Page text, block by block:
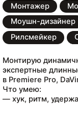
Монтажер
Моушн-дизайнер
Рилсмейкер
Монтирую
экспертные
в Premiere Pro,
Что умею:
— хук, ритм,